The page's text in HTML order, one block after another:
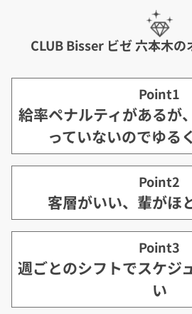
CLUB Bisser ビゼ 六本木の
Point1
給率ペナルティがあるが
っていないのでゆる
Point2
客層がいい、輩がほ
Point3
週ごとのシフトでスケジ
い